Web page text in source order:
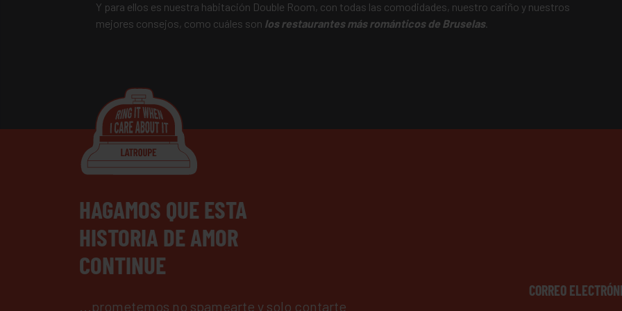
Y para ellos es nuestra habitación Double Room, con todas las comodidades, nuestro cariño y nuestros
mejores consejos, como cuáles son los restaurantes más románticos de Bruselas.
HAGAMOS QUE ESTA
HISTORIA DE AMOR
CONTINUE
...prometemos no spamearte y solo contarte
CORREO